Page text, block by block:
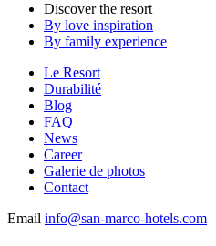
Discover the resort
By love inspiration
By family experience
Le Resort
Durabilité
Blog
FAQ
News
Career
Galerie de photos
Contact
Email info@san-marco-hotels.com